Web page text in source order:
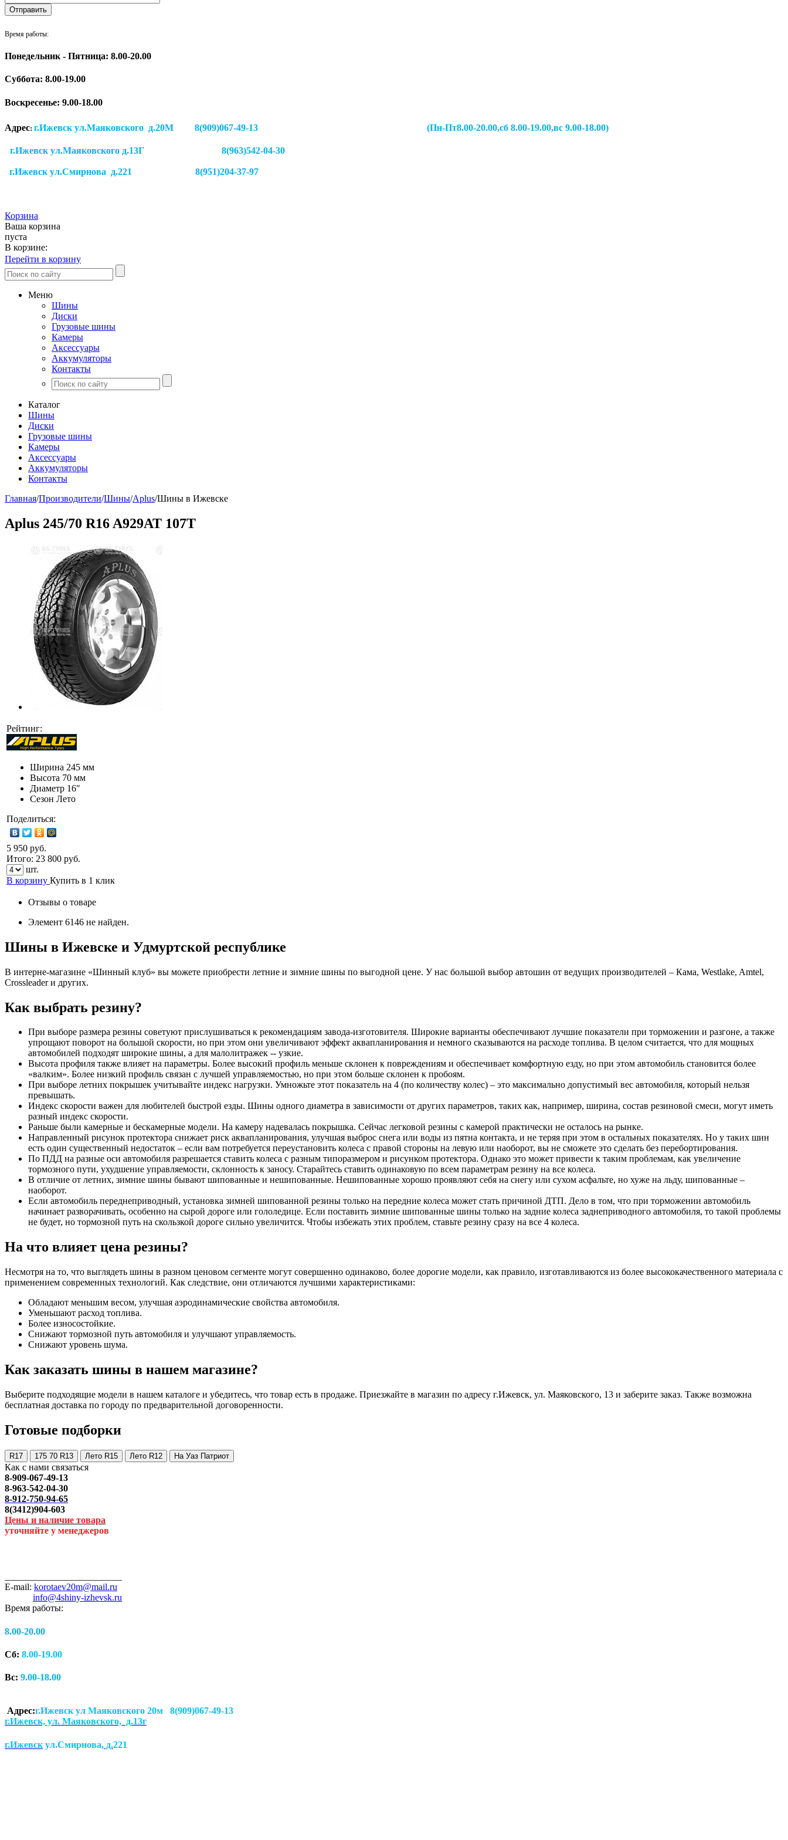
Время работы:
Понедельник - Пятница: 8.00-20.00
Суббота: 8.00-19.00
Воскресенье: 9.00-18.00
Адрес: г.Ижевск ул.Маяковского д.20М 8(909)067-49-13 (Пн-Пт8.00-20.00,сб 8.00-19.00,вс 9.00-18.00)
г.Ижевск ул.Маяковского д.13Г 8(963)542-04-30
г.Ижевск ул.Смирнова д.221 8(951)204-37-97
Корзина
Ваша корзина
пуста
В корзине:
Перейти в корзину
Меню
Шины
Диски
Грузовые шины
Камеры
Аксессуары
Аккумуляторы
Контакты
Каталог
Шины
Диски
Грузовые шины
Камеры
Аксессуары
Аккумуляторы
Контакты
Главная/Производители/Шины/Aplus/Шины в Ижевске
Aplus 245/70 R16 A929AT 107T
Рейтинг:
Ширина 245 мм
Высота 70 мм
Диаметр 16″
Сезон Лето
Поделиться:
5 950 руб.
Итого: 23 800 руб.
шт.
В корзину Купить в 1 клик
Отзывы о товаре
Элемент 6146 не найден.
Шины в Ижевске и Удмуртской республике
В интерне-магазине «Шинный клуб» вы можете приобрести летние и зимние шины по выгодной цене. У нас большой выбор автошин от ведущих производителей – Кама, Westlake, Amtel,
Crossleader и других.
Как выбрать резину?
При выборе размера резины советуют прислушиваться к рекомендациям завода-изготовителя. Широкие варианты обеспечивают лучшие показатели при торможении и разгоне, а также
упрощают поворот на большой скорости, но при этом они увеличивают эффект аквапланирования и немного сказываются на расходе топлива. В целом считается, что для мощных
автомобилей подходят широкие шины, а для малолитражек -- узкие.
Высота профиля также влияет на параметры. Более высокий профиль меньше склонен к повреждениям и обеспечивает комфортную езду, но при этом автомобиль становится более
«валким». Более низкий профиль связан с лучшей управляемостью, но при этом больше склонен к пробоям.
При выборе летних покрышек учитывайте индекс нагрузки. Умножьте этот показатель на 4 (по количеству колес) – это максимально допустимый вес автомобиля, который нельзя
превышать.
Индекс скорости важен для любителей быстрой езды. Шины одного диаметра в зависимости от других параметров, таких как, например, ширина, состав резиновой смеси, могут иметь
разный индекс скорости.
Раньше были камерные и бескамерные модели. На камеру надевалась покрышка. Сейчас легковой резины с камерой практически не осталось на рынке.
Направленный рисунок протектора снижает риск аквапланирования, улучшая выброс снега или воды из пятна контакта, и не теряя при этом в остальных показателях. Но у таких шин
есть один существенный недостаток – если вам потребуется переустановить колеса с правой стороны на левую или наоборот, вы не сможете это сделать без перебортирования.
По ПДД на разные оси автомобиля разрешается ставить колеса с разным типоразмером и рисунком протектора. Однако это может привести к таким проблемам, как увеличение
тормозного пути, ухудшение управляемости, склонность к заносу. Старайтесь ставить одинаковую по всем параметрам резину на все колеса.
В отличие от летних, зимние шины бывают шипованные и нешипованные. Нешипованные хорошо проявляют себя на снегу или сухом асфальте, но хуже на льду, шипованные –
наоборот.
Если автомобиль переднеприводный, установка зимней шипованной резины только на передние колеса может стать причиной ДТП. Дело в том, что при торможении автомобиль
начинает разворачивать, особенно на сырой дороге или гололедице. Если поставить зимние шипованные шины только на задние колеса заднеприводного автомобиля, то такой проблемы
не будет, но тормозной путь на скользкой дороге сильно увеличится. Чтобы избежать этих проблем, ставьте резину сразу на все 4 колеса.
На что влияет цена резины?
Несмотря на то, что выглядеть шины в разном ценовом сегменте могут совершенно одинаково, более дорогие модели, как правило, изготавливаются из более высококачественного материала с
применением современных технологий. Как следствие, они отличаются лучшими характеристиками:
Обладают меньшим весом, улучшая аэродинамические свойства автомобиля.
Уменьшают расход топлива.
Более износостойкие.
Снижают тормозной путь автомобиля и улучшают управляемость.
Снижают уровень шума.
Как заказать шины в нашем магазине?
Выберите подходящие модели в нашем каталоге и убедитесь, что товар есть в продаже. Приезжайте в магазин по адресу г.Ижевск, ул. Маяковского, 13 и заберите заказ. Также возможна
бесплатная доставка по городу по предварительной договоренности.
Готовые подборки
R17 175 70 R13 Лето R15 Лето R12 На Уаз Патриот
Как с нами связаться
8-909-067-49-13
8-963-542-04-30
8-912-750-94-65
8(3412)904-603
Цены и наличие товара
уточняйте у менеджеров
E-mail: korotaev20m@mail.ru
info@4shiny-izhevsk.ru
Время работы:
8.00-20.00
Сб: 8.00-19.00
Вс: 9.00-18.00
Адрес:г.Ижевск ул Маяковского 20м 8(909)067-49-13
г.Ижевск, ул. Маяковского, д.13г
г.Ижевск ул.Смирнова, д.221